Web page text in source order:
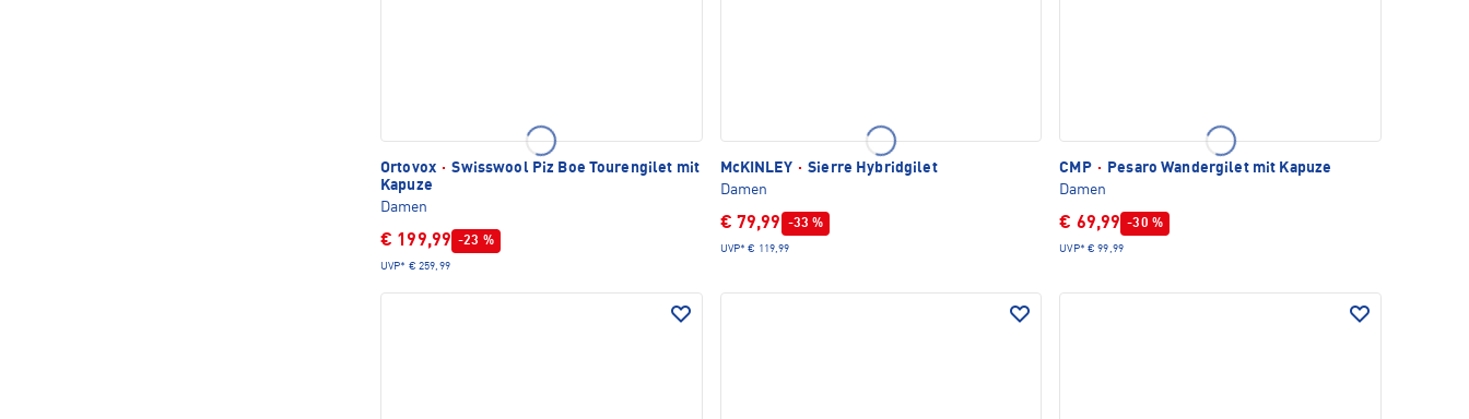
Ortovox · Swisswool Piz Boe Tourengilet mit
Kapuze
Damen
€ 199,99 -23 %
UVP* € 259,99
McKINLEY · Sierre Hybridgilet
Damen
€ 79,99 -33 %
UVP* € 119,99
CMP ·
Pesaro Wandergilet mit Kapuze
Damen
€ 69,99 -30 %
UVP* € 99,99